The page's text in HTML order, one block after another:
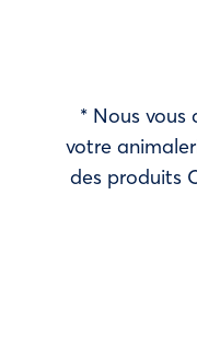
* Nous vous
votre
des produits